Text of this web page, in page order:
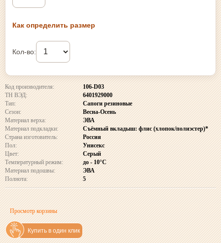
Как определить размер
Кол-во:
Код производителя:
106-D03
ТН ВЭД:
6401929000
Тип:
Сапоги резиновые
Сезон:
Весна-Осень
Материал верха:
ЭВА
Материал подкладки:
Съёмный вкладыш: флис (хлопок/полиэстер)*
Страна изготовитель:
Россия
Пол:
Унисекс
Цвет:
Серый
Температурный режим:
до - 10°C
Материал подошвы:
ЭВА
Полнота:
5
Просмотр корзины
Купить в один клик